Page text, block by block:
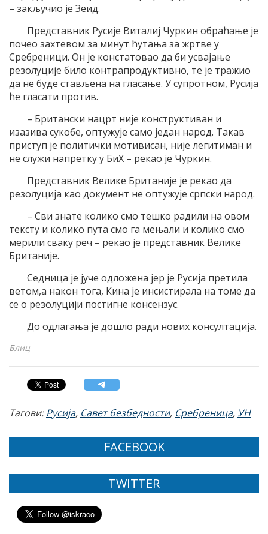
– закључио је Зеид.
Представник Русије Виталиј Чуркин обраћање је
почео захтевом за минут ћутања за жртве у
Сребреници. Он је констатовао да би усвајање
резолуције било контрапродуктивно, те је тражио
да не буде стављена на гласање. У супротном, Русија
ће гласати против.
– Британски нацрт није конструктиван и
изазива сукобе, оптужује само један народ. Такав
приступ је политички мотивисан, није легитиман и
не служи напретку у БиХ – рекао је Чуркин.
Представник Велике Британије је рекао да
резолуција као документ не оптужује српски народ.
– Сви знате колико смо тешко радили на овом
тексту и колико пута смо га мењали и колико смо
мерили сваку реч – рекао је представник Велике
Британије.
Седница је јуче одложена јер је Русија претила
ветом,а након тога, Кина је инсистирала на томе да
се о резолуцији постигне консензус.
До одлагања је дошло ради нових консултација.
Блиц
Тагови:Русија, Савет безбедности, Сребреница,УН
FACEBOOK
TWITTER